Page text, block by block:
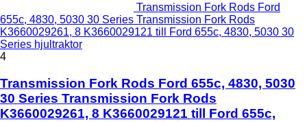
Transmission Fork Rods Ford
655c, 4830, 5030 30 Series Transmission Fork Rods
K3660029261, 8 K3660029121 till Ford 655c, 4830, 5030 30
Series hjultraktor
4
Transmission Fork Rods Ford 655c, 4830, 5030
30 Series Transmission Fork Rods
K3660029261, 8 K3660029121 till Ford 655c,